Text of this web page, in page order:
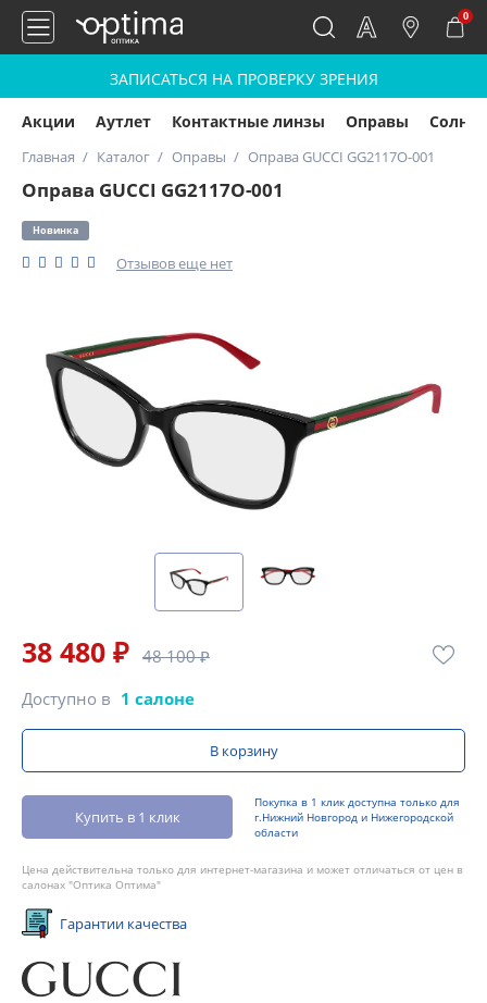
0
ЗАПИСАТЬСЯ НА ПРОВЕРКУ ЗРЕНИЯ
Акции Аутлет Контактные линзы Оправы
Главная Каталог Оправы Оправа GUCCI GG2117O-001
Оправа GUCCI GG2117O-001
Новинка
Отзывов еще нет
38 480 ₽ 48 100 ₽
Доступно в 1 салоне
В корзину
Купить в 1 клик
Покупка в 1 клик доступна только для
г.Нижний Новгород и Нижегородской
области
Цена действительна только для интернет-магазина и может отличаться от цен в
салонах "Оптика Оптима"
Гарантии качества